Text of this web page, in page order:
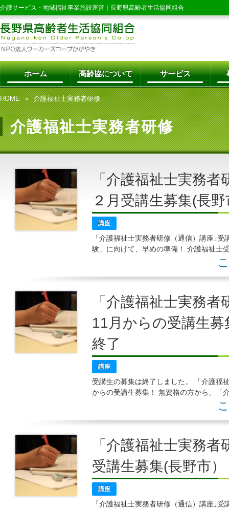
介護サービス・地域福祉事業施設運営｜ 長野県高齢者生活協同組合
ホーム 高齢協について サービス
HOME 介護福祉士実務者研修
介護福祉士実務者研修
「介護福祉士実務
２月受講生募集(長
講座
「介護福祉士実務者研修（通信）講座｣
験」に向けて、早めの準備！ 介護福祉士
「介護福祉士実務
11月からの受講生
終了
講座
受講生の募集は終了しました。 「介護福
からの受講生募集！ 無資格の方から、「
が取得できますよ！ 後は経験3年を積め
「介護福祉士実務
受講生募集(長野市
講座
「介護福祉士実務者研修（通信）講座｣